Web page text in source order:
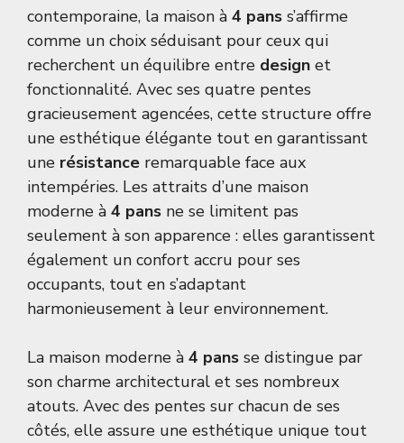
contemporaine, la maison à 4 pans s’affirme
comme un choix séduisant pour ceux qui
recherchent un équilibre entre design et
fonctionnalité. Avec ses quatre pentes
gracieusement agencées, cette structure offre
une esthétique élégante tout en garantissant
une résistance remarquable face aux
intempéries. Les attraits d’une maison
moderne à 4 pans ne se limitent pas
seulement à son apparence : elles garantissent
également un confort accru pour ses
occupants, tout en s’adaptant
harmonieusement à leur environnement.
La maison moderne à 4 pans se distingue par
son charme architectural et ses nombreux
atouts. Avec des pentes sur chacun de ses
côtés, elle assure une esthétique unique tout